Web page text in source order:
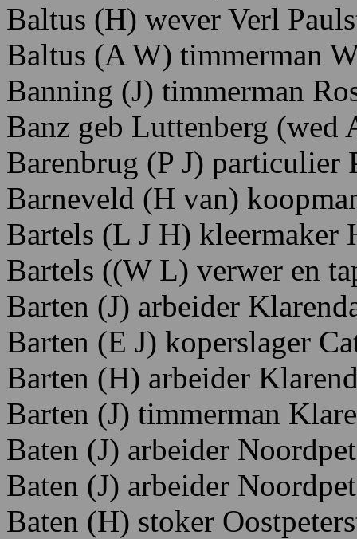
Baltus (H) wever Verl
Baltus (A W) timmerman
Banning (J) timmerman
Banz geb Luttenberg (wed
Barenbrug (P J) particulier
Barneveld (H van)
Bartels (L J H) kleermaker
Bartels ((W L) verwer en
Barten (J) arbeider
Barten (E J) koperslager
Barten (H) arbeider
Barten (J) timmerman
Baten (J) arbeider
Baten (J) arbeider
Baten (H) stoker